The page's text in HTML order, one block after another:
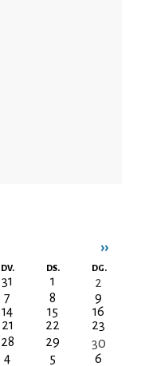
››
DV. DS. DG.
31 1
2
7 8
9
14 15
16
21 22
23
28 29
30
4 5 6